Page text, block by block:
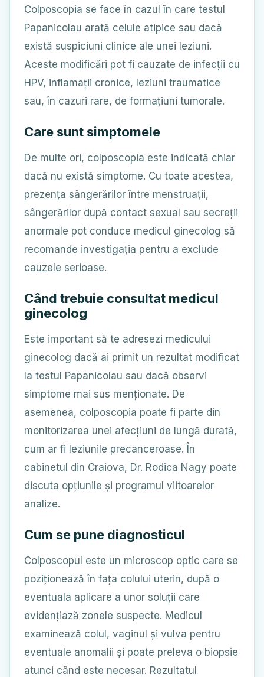
Colposcopia se face în cazul în care testul
Papanicolau arată celule atipice sau dacă
există suspiciuni clinice ale unei leziuni.
Aceste modificări pot fi cauzate de infecții cu
HPV, inflamații cronice, leziuni traumatice
sau, în cazuri rare, de formațiuni tumorale.
Care sunt simptomele
De multe ori, colposcopia este indicată chiar
dacă nu există simptome. Cu toate acestea,
prezența sângerărilor între menstruații,
sângerărilor după contact sexual sau secreții
anormale pot conduce medicul ginecolog să
recomande investigația pentru a exclude
cauzele serioase.
Când trebuie consultat medicul
ginecolog
Este important să te adresezi medicului
ginecolog dacă ai primit un rezultat modificat
la testul Papanicolau sau dacă observi
simptome mai sus menționate. De
asemenea, colposcopia poate fi parte din
monitorizarea unei afecțiuni de lungă durată,
cum ar fi leziunile precanceroase. În
cabinetul din Craiova, Dr. Rodica Nagy poate
discuta opțiunile și programul viitoarelor
analize.
Cum se pune diagnosticul
Colposcopul este un microscop optic care se
poziționează în fața colului uterin, după o
eventuala aplicare a unor soluții care
evidențiază zonele suspecte. Medicul
examinează colul, vaginul și vulva pentru
eventuale anomalii și poate preleva o biopsie
atunci când este necesar. Rezultatul